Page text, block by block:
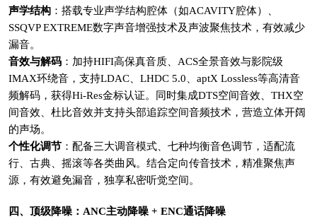
声学结构 ：搭载专业声学结构腔体（如ACAVITY腔体）、
SSQVP EXTREME数字声音增强技术及声波聚焦技术，有效减少
漏音。
音效与解码 ：加持HIFI高保真音质、ACS全景音效与影院级
IMAX环绕音，支持LDAC、LHDC 5.0、aptX Lossless等高清音
频解码，获得Hi-Res金标认证。同时集成DTS空间音效、THX空
间音效、杜比音效并支持头部追踪空间音频技术，营造立体开阔
的声场。
个性化调节 ：配备三大调音模式、七种均衡音色调节，适配流
行、古典、摇滚等各类曲风。结合定向传音技术，精准聚焦声
源，有效避免漏音，独享私密听觉空间。
四、顶级降噪：ANC主动降噪 + ENC通话降噪